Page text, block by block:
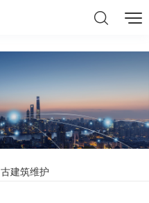
古建筑维护